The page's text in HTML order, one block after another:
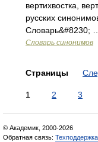
вертихвостка,
русских
Словарь&#8230; …
Словарь синонимов
Страницы
1 2 3
© Академик, 2000-2026
Обратная связь: Техподдержка